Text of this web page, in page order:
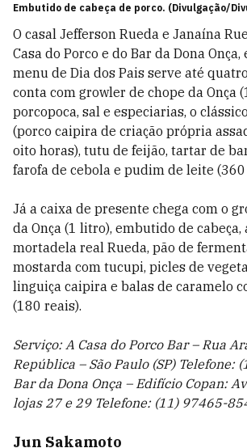
Embutido de cabeça de porco. (Divulgação/
O casal Jefferson Rueda e Janaína
Casa do Porco e do Bar da Dona
menu de Dia dos Pais serve até
conta com growler de chope da Onça
porcopoca, sal e especiarias, o
(porco caipira de criação própria
oito horas), tutu de feijão, tartar de
farofa de cebola e pudim de leite (360
Já a caixa de presente chega com o
da Onça (1 litro), embutido de cabeça,
mortadela real Rueda, pão de
mostarda com tucupi, picles de
linguiça caipira e balas de caramelo
(180 reais).
Serviço: A Casa do Porco Bar – Rua
República – São Paulo (SP) Telefone:
Bar da Dona Onça – Edifício Copan:
lojas 27 e 29 Telefone: (11) 97465-
Jun Sakamoto